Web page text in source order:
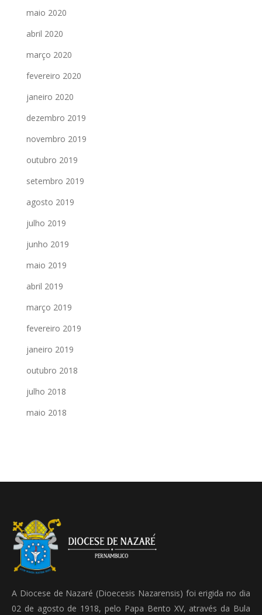
maio 2020
abril 2020
março 2020
fevereiro 2020
janeiro 2020
dezembro 2019
novembro 2019
outubro 2019
setembro 2019
agosto 2019
julho 2019
junho 2019
maio 2019
abril 2019
março 2019
fevereiro 2019
janeiro 2019
outubro 2018
julho 2018
maio 2018
A Diocese de Nazaré (Dioecesis Nazarensis) foi erigida no dia
02 de agosto de 1918, pelo Papa Bento XV, através da Bula